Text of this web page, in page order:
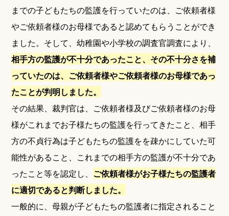
までの子どもたちの監護を行っていたのは、ご依頼者様
やご依頼者様のお母様であると認めてもらうことができ
ました。そして、幼稚園や小学校の調査官調査により、
相手方の監護が不十分であったこと、その不十分さを補
っていたのは、ご依頼者様やご依頼者様のお母様であっ
たことが判明しました。
その結果、裁判官は、ご依頼者様及びご依頼者様のお母
様がこれまでお子様たちの監護を行ってきたこと、相手
方の不貞行為は子どもたちの監護をを疎かにしていた可
能性があること、これまでの相手方の監護が不十分であ
ったこと等を認定し、 ご依頼者様がお子様たちの監護者
に適切であると判断しました。
一般的に、母親が子どもたちの監護者に指定されること